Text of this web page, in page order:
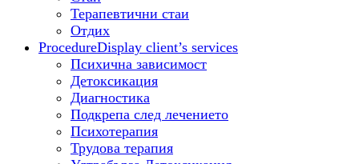
Терапевтични стаи
Отдих
ProcedureDisplay client’s services
Психична зависимост
Детоксикация
Диагностика
Подкрепа след лечението
Психотерапия
Трудова терапия